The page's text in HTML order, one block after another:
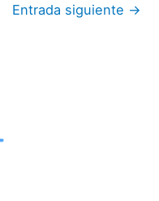
Entrada siguiente →